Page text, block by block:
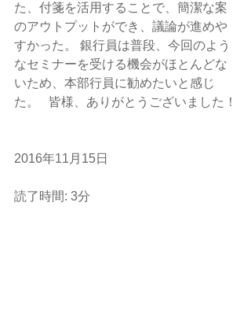
た、付箋を活用することで、簡潔な案
のアウトプットができ、議論が進めや
すかった。 銀行員は普段、今回のよう
なセミナーを受ける機会がほとんどな
いため、本部行員に勧めたいと感じ
た。   皆様、ありがとうございました！
2016年11月15日
読了時間: 3分